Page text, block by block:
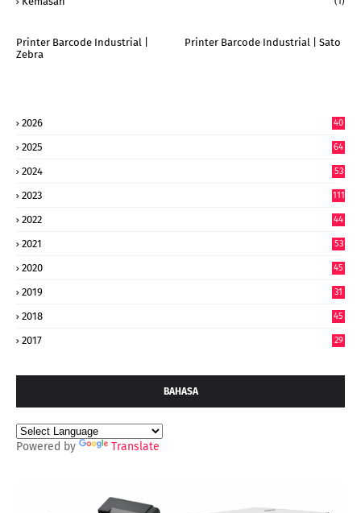
Printer Barcode Industrial |
Zebra
Printer Barcode Industrial | Sato
2026
40
2025
64
2024
53
2023 111
2022
44
2021 53
2020 45
2019 31
2018 45
2017 29
BAHASA
Powered by Translate